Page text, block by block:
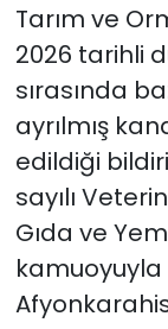
Tarım ve
2026 tarihli
sırasında
ayrılmış
edildiği
sayılı
Gıda ve
kamuoyuyla